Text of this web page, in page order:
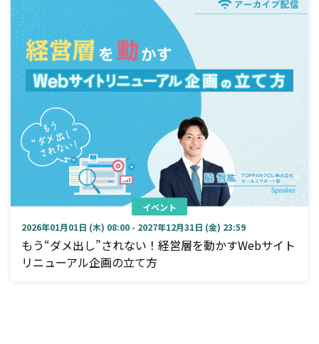
イベント
2026年01月01日 (木) 08:00 - 2027年12月31日 (金) 23:59
もう“ダメ出し”されない！経営層を動かすWebサイト
リニューアル企画の立て方